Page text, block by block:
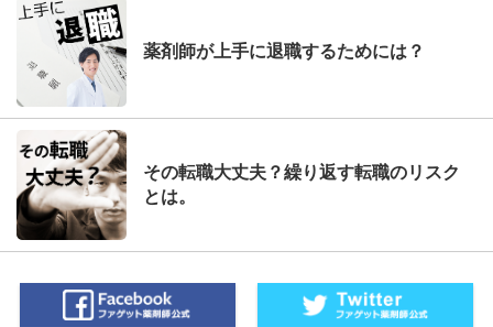
薬剤師が上手に退職するためには？
その転職大丈夫？繰り返す転職のリスク
とは。